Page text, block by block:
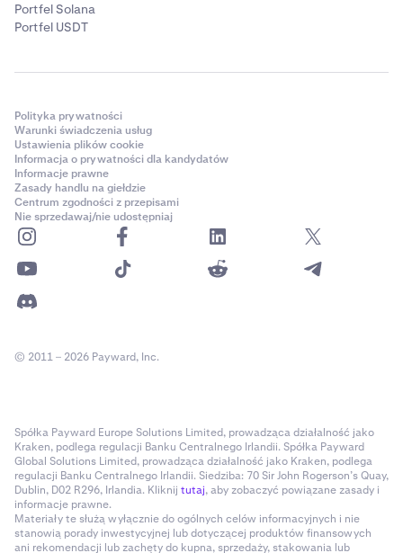
Portfel Solana
Portfel USDT
Polityka prywatności
Warunki świadczenia usług
Ustawienia plików cookie
Informacja o prywatności dla kandydatów
Informacje prawne
Zasady handlu na giełdzie
Centrum zgodności z przepisami
Nie sprzedawaj/nie udostępniaj
© 2011 – 2026 Payward, Inc.
Spółka Payward Europe Solutions Limited, prowadząca działalność jako
Kraken, podlega regulacji Banku Centralnego Irlandii. Spółka Payward
Global Solutions Limited, prowadząca działalność jako Kraken, podlega
regulacji Banku Centralnego Irlandii. Siedziba: 70 Sir John Rogerson’s Quay,
Dublin, D02 R296, Irlandia. Kliknij tutaj, aby zobaczyć powiązane zasady i
informacje prawne.
Materiały te służą wyłącznie do ogólnych celów informacyjnych i nie
stanowią porady inwestycyjnej lub dotyczącej produktów finansowych
ani rekomendacji lub zachęty do kupna, sprzedaży, stakowania lub